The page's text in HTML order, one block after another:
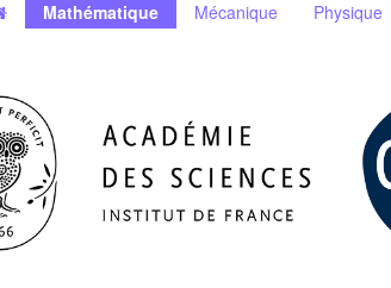
Mathématique Mécanique Physique